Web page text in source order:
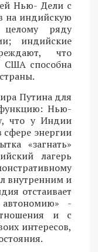
Нью- Дели с
на индийскую
ряду
индийские
что
США способна
Путина для
Нью-
что у Индии
сфере энергии
«загнать»
лагерь
внутренним и
отстаивает
автономию» -
и с
интересов,